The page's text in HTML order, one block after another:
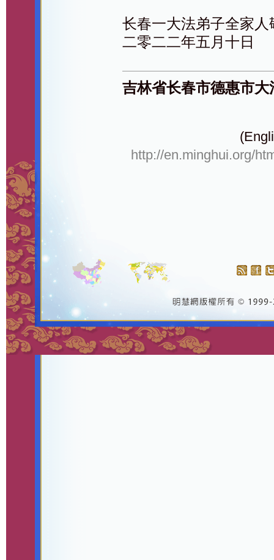
长春一大法弟子全家人
二零二二年五月十日
吉林省长春市德惠市
http://en.minghui.org/